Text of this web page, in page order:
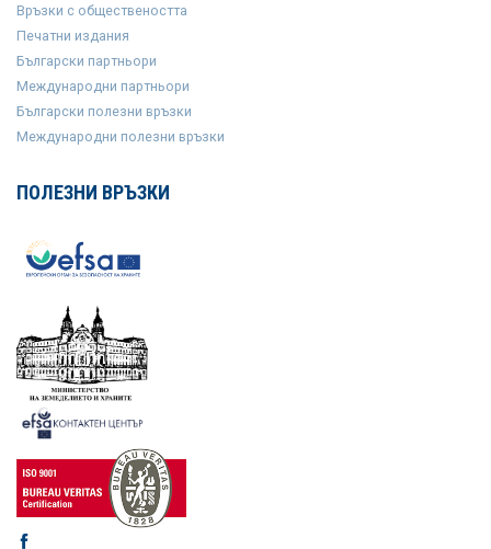
Връзки с обществеността
Печатни издания
Български партньори
Международни партньори
Български полезни връзки
Международни полезни връзки
ПОЛЕЗНИ ВРЪЗКИ